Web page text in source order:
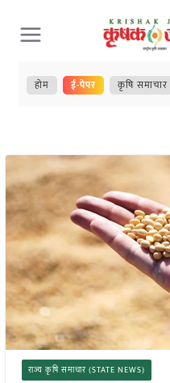
Skip
to
content
होम ई-पेपर कृषि समाचार
राज्य कृषि समाचार (STATE NEWS)